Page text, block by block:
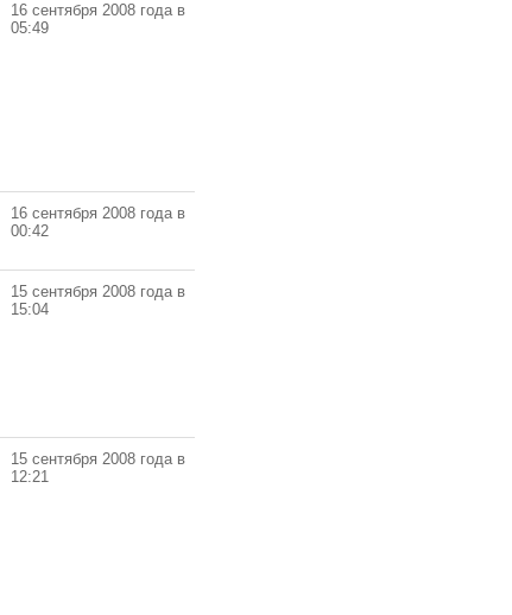
16 сентября 2008 года в
05:49
16 сентября 2008 года в
00:42
15 сентября 2008 года в
15:04
15 сентября 2008 года в
12:21